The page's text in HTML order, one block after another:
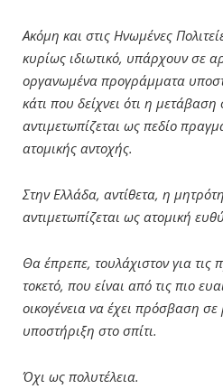
Ακόμη και στις Ηνωμένες
κυρίως ιδιωτικό, υπάρχουν σε
οργανωμένα προγράμματα
κάτι που δείχνει ότι η μετάβαση
αντιμετωπίζεται ως πεδίο
ατομικής αντοχής.
Στην Ελλάδα, αντίθετα, η
αντιμετωπίζεται ως ατομική
Θα έπρεπε, τουλάχιστον για τις
τοκετό, που είναι από τις πιο
οικογένεια να έχει πρόσβαση
υποστήριξη στο σπίτι.
Όχι ως πολυτέλεια.